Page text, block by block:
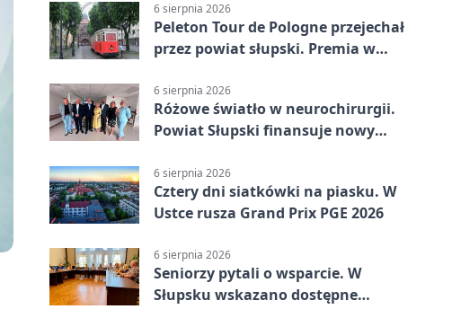
6 sierpnia 2026
Peleton Tour de Pologne przejechał
przez powiat słupski. Premia w
6 sierpnia 2026
Różowe światło w neurochirurgii.
Powiat Słupski finansuje nowy
6 sierpnia 2026
Cztery dni siatkówki na piasku. W
Ustce rusza Grand Prix PGE 2026
6 sierpnia 2026
Seniorzy pytali o wsparcie. W
Słupsku wskazano dostępne